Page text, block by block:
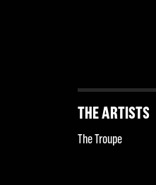
THE ARTISTS
The Troupe